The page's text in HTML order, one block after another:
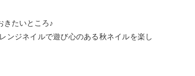
きたいところ♪
ンジネイルで遊び心のある秋ネイルを楽し